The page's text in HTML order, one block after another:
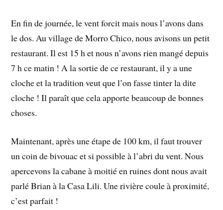
En fin de journée, le vent forcit mais nous l’avons dans
le dos. Au village de Morro Chico, nous avisons un petit
restaurant. Il est 15 h et nous n’avons rien mangé depuis
7 h ce matin ! A la sortie de ce restaurant, il y a une
cloche et la tradition veut que l’on fasse tinter la dite
cloche ! Il paraît que cela apporte beaucoup de bonnes
choses.
Maintenant, après une étape de 100 km, il faut trouver
un coin de bivouac et si possible à l’abri du vent. Nous
apercevons la cabane à moitié en ruines dont nous avait
parlé Brian à la Casa Lili. Une rivière coule à proximité,
c’est parfait !